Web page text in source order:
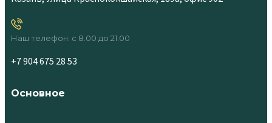
Наш телефон: с 8.00 до 21.00
+7 904 675 28 53
Основное